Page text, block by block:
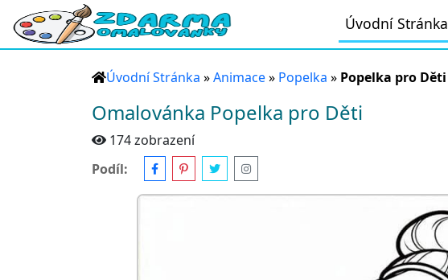
Úvodní Stránka
Úvodní Stránka »Animace» Popelka » Popelka pro Děti
Omalovánka Popelka pro Děti
174 zobrazení
Podíl: